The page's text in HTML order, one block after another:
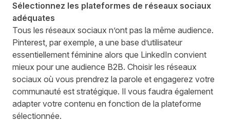
Sélectionnez les plateformes de réseaux sociaux
adéquates
Tous les réseaux sociaux n’ont pas la même audience.
Pinterest, par exemple, a une base d’utilisateur
essentiellement féminine alors que LinkedIn convient
mieux pour une audience B2B. Choisir les réseaux
sociaux où vous prendrez la parole et engagerez votre
communauté est stratégique. Il vous faudra également
adapter votre contenu en fonction de la plateforme
sélectionnée.